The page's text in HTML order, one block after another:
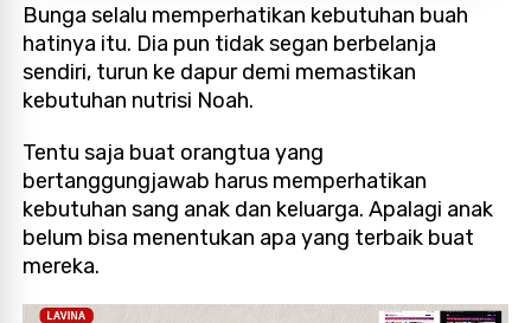
Bunga selalu memperhatikan kebutuhan buah
hatinya itu. Dia pun tidak segan berbelanja
sendiri, turun ke dapur demi memastikan
kebutuhan nutrisi Noah.
Tentu saja buat orangtua yang
bertanggungjawab harus memperhatikan
kebutuhan sang anak dan keluarga. Apalagi anak
belum bisa menentukan apa yang terbaik buat
mereka.